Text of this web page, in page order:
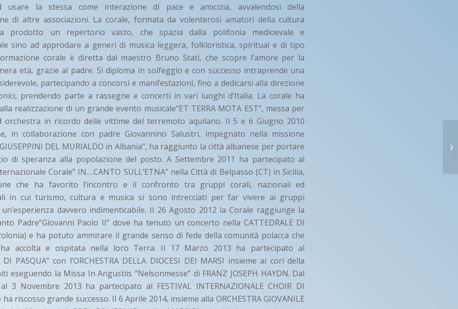
usare la stessa come interazione di pace e amicizia, avvalendosi della
di altre associazioni. La corale, formata da volenterosi amatori della cultura
prodotto un repertorio vasto, che spazia dalla polifonia medioevale e
sino ad approdare a generi di musica leggera, folkloristica, spiritual e di tipo
corale è diretta dal maestro Bruno Stati, che scopre l’amore per la
età, grazie al padre. Si diploma in solfeggio e con successo intraprende una
partecipando a concorsi e manifestazioni, fino a dedicarsi alla direzione
prendendo parte a rassegne e concerti in vari luoghi d’Italia. La corale ha
realizzazione di un grande evento musicale“ET TERRA MOTA EST”, messa per
orchestra in ricordo delle vittime del terremoto aquilano. Il 5 e 6 Giugno 2010
in collaborazione con padre Giovannino Salustri, impegnato nella missione
DEL MURIALDO in Albania”, ha raggiunto la città albanese per portare
di speranza alla popolazione del posto. A Settembre 2011 ha partecipato al
Corale” IN….CANTO SULL’ETNA” nella Città di Belpasso (CT) in Sicilia,
che ha favorito l’incontro e il confronto tra gruppi corali, nazionali ed
in cui turismo, cultura e musica si sono intrecciati per far vivere ai gruppi
davvero indimenticabile. Il 26 Agosto 2012 la Corale raggiunge la
Padre”Giovanni Paolo II” dove ha tenuto un concerto nella CATTEDRALE DI
e ha potuto ammirare il grande senso di fede della comunità polacca che
accolta e ospitata nella loro Terra. Il 17 Marzo 2013 ha partecipato al
DI PASQUA” con l’ORCHESTRA DELLA DIOCESI DEI MARSI insieme ai cori della
eseguendo la Missa In Angustiis “Nelsonmesse” di FRANZ JOSEPH HAYDN. Dal
3 Novembre 2013 ha partecipato al FESTIVAL INTERNAZIONALE CHOIR DI
riscosso grande successo. Il 6 Aprile 2014, insieme alla ORCHESTRA GIOVANILE